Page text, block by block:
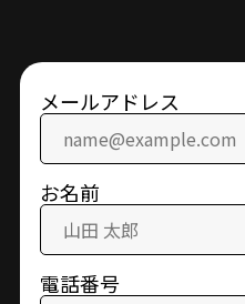
メールアドレス
お名前
電話番号